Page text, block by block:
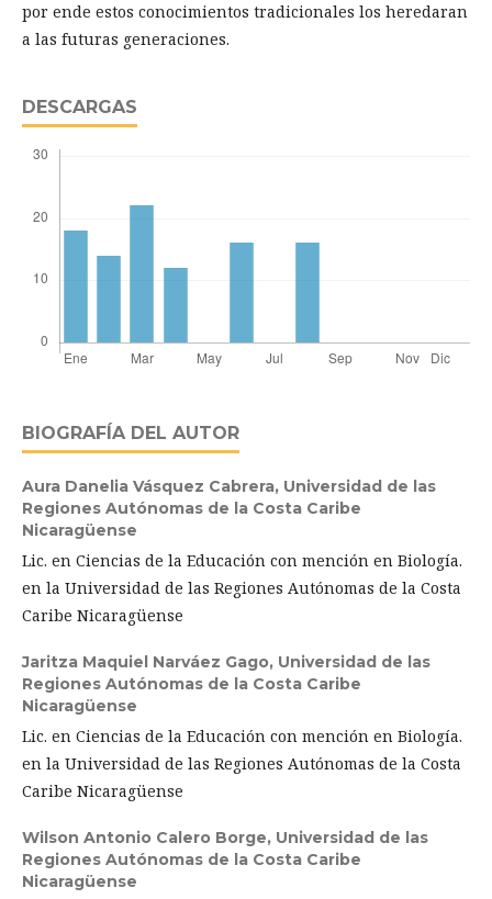
por ende estos conocimientos tradicionales los heredaran
a las futuras generaciones.
DESCARGAS
BIOGRAFÍA DEL AUTOR
Aura Danelia Vásquez Cabrera, Universidad de las
Regiones Autónomas de la Costa Caribe
Nicaragüense
Lic. en Ciencias de la Educación con mención en Biología.
en la Universidad de las Regiones Autónomas de la Costa
Caribe Nicaragüense
Jaritza Maquiel Narváez Gago, Universidad de las
Regiones Autónomas de la Costa Caribe
Nicaragüense
Lic. en Ciencias de la Educación con mención en Biología.
en la Universidad de las Regiones Autónomas de la Costa
Caribe Nicaragüense
Wilson Antonio Calero Borge, Universidad de las
Regiones Autónomas de la Costa Caribe
Nicaragüense